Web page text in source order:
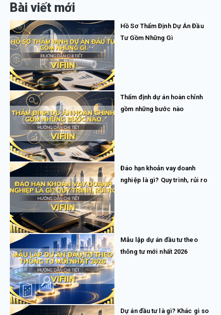
Bài viết mới
Hồ Sơ Thẩm Định Dự Án Đầu
Tư Gồm Những Gì
Thẩm định dự án hoàn chỉnh
gồm những bước nào
Đáo hạn khoản vay doanh
nghiệp là gì? Quy trình, rủi ro
Mẫu lập dự án đầu tư theo
thông tư mới nhất 2026
Dự án đầu tư là gì? Khác gì so